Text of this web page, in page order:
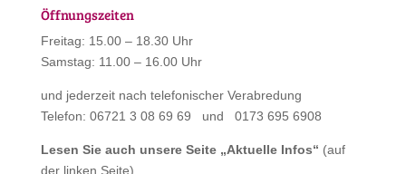
Öffnungszeiten
Freitag: 15.00 – 18.30 Uhr
Samstag: 11.00 – 16.00 Uhr
und jederzeit nach telefonischer Verabredung
Telefon: 06721 3 08 69 69 und 0173 695 6908
Lesen Sie auch unsere Seite „Aktuelle Infos“ (auf
der linken Seite)